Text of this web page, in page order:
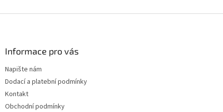
Informace pro vás
Napište nám
Dodací a platební podmínky
Kontakt
Obchodní podmínky